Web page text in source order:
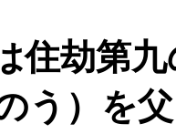
住劫第九
う）を